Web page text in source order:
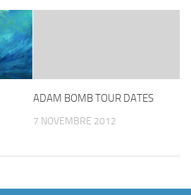
ADAM BOMB TOUR DATES
7 NOVEMBRE 2012